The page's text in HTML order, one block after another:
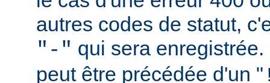
autres codes de statut,
"-" qui sera
peut être précédée d'un "